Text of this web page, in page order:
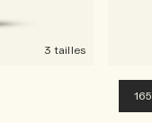
3 tailles